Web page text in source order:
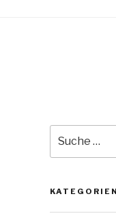
nach:
KATEGORIEN